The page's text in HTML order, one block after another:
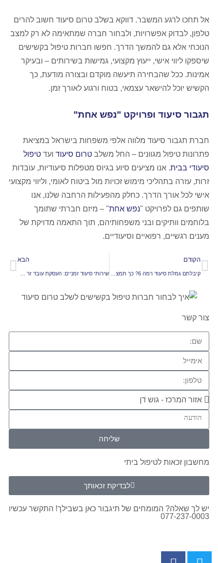
אל תחכו לרגע המשבר. דווקא בשלב טרום סיעוד חשוב להרים
טלפון, לבדוק אפשרויות, ולבחור חברה שמתאימה לא רק למצב
הנוכחי אלא גם להמשך הדרך. חפשו חברות טיפול בקשישים
שיספקו ליווי אישי, ייעוץ מקצועי, גמישות בשירותים – ובעיקר
אמינות. ככל שהבחירה תיעשה מוקדם ובצורה מודעת, כך
הקשיש יוכל להישאר עצמאי, בטוח ורגוע לאורך זמן.
תגבור סיעוד ופרויקט "נפש אחת"
חברת תגבור סיעוד מלווה אלפי משפחות בישראל במציאת
פתרונות טיפול מגוונים – החל משלב טרום סיעוד ועד טיפול
סיעודי בבית. אנו מציעים סיוע בגיוס מטפלות סיעודיות, עובדות
זרות, עזרה בתהליכי מימוש זכויות מול ביטוח לאומי, וליווי מקצועי
אישי לכל אורך הדרך. כחלק מהפעילות הרחבה שלנו, אנו
שותפים גם לפרויקט "נפש אחת" – מיזם חברתי שתומך
בלוחמים וותיקים ובני משפחותיהם, תוך התאמה מדויקת של
מענים רגשיים, רפואיים וסיעודיים.
הקודם הבא
צור קשר
שליחה
מחשבון זכאות לטיפול ביתי
לבדיקת זכאותך
יש לך שאלה? המומחים של תיגבור כאן בשבילך! התקשר עכשיו
077-237-0003